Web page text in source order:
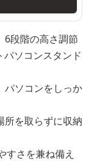
6段階の高さ調節
ソコンスタンド
パソコンをしっか
所を取らずに収納
すさを兼ね備え